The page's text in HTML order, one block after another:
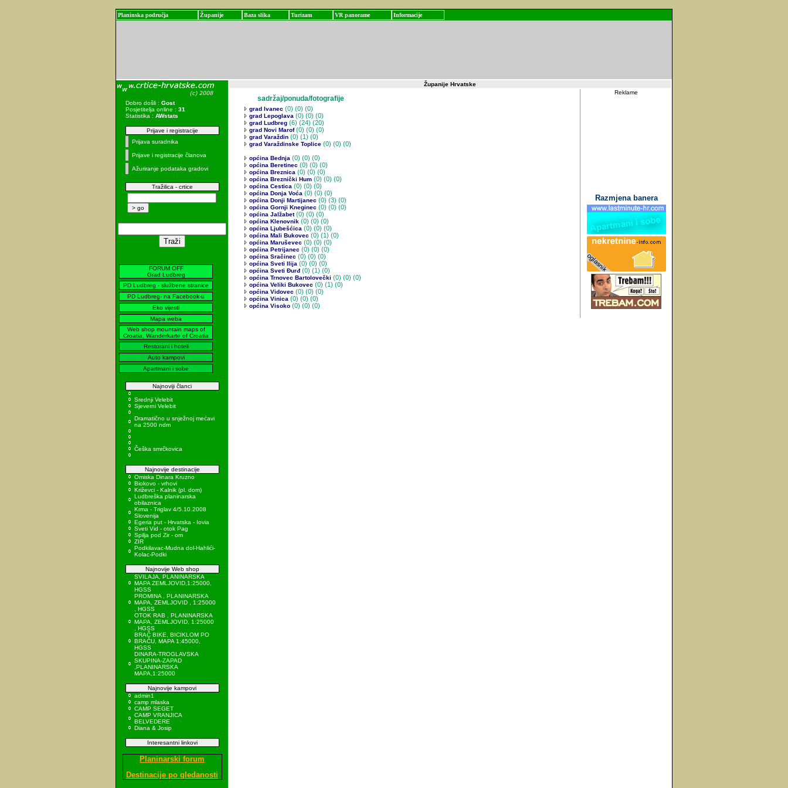
Planinska područja Županije Baza slika Turizam VR panorame Informacije
Dobro došli : Gost
Posjetitelja online : 31
Statistika : AWstats
Prijave i registracije
Prijava suradnika
Prijave i registracije članova
Ažuriranje podataka gradovi
Tražilica - crtice
FORUM OFF
Grad Ludbreg
PD Ludbreg - službene stranice
PD Ludbreg- na Facebook-u
Eko vijesti
Mapa weba
Web shop mountain maps of
Croatia, Wanderkarte of Croatia
Restorani i hoteli
Auto kampovi
Apartmani i sobe
Najnoviji članci
Srednji Velebit
Sjeverni Velebit
Dramatično u snježnoj mećavi
na 2500 ndm
Češka smrčkovica
Najnovije destinacije
Omiska Dinara Kruzno
Biokovo - vrhovi
Križevci - Kalnik (pl. dom)
Ludbreška planinarska
obilaznica
Krma - Triglav 4/5.10.2008
Slovenija
Egeria put - Hrvatska - Iovia
Sveti Vid - otok Pag
Spilja pod Zir - om
ZIR
Podkilavac-Mudna dol-Hahlići-
Kolac-Podki
Najnovije Web shop
SVILAJA, PLANINARSKA
MAPA ZEMLJOVID,1:25000,
HGSS
PROMINA , PLANINARSKA
MAPA, ZEMLJOVID , 1:25000
, HGSS
OTOK RAB , PLANINARSKA
MAPA, ZEMLJOVID, 1:25000
, HGSS
BRAČ BIKE, BICIKLOM PO
BRAČU, MAPA 1:45000,
HGSS
DINARA-TROGLAVSKA
SKUPINA-ZAPAD
,PLANINARSKA
MAPA,1:25000
Najnovije kampovi
admin1
camp mlaska
CAMP SEGET
CAMP VRANJICA
BELVEDERE
Diana & Josip
Interesantni linkovi
Planinarski forum
Destinacije po gledanosti
Županije Hrvatske
sadržaj/ponuda/fotografije
grad Ivanec (0) (0) (0)
grad Lepoglava (0) (0) (0)
grad Ludbreg (6) (24) (20)
grad Novi Marof(0) (0) (0)
grad Varaždin (0) (1) (0)
grad Varaždinske Toplice (0) (0) (0)
općina Bednja (0) (0) (0)
općina Beretinec (0) (0) (0)
općina Breznica (0) (0) (0)
općina Breznički Hum (0) (0) (0)
općina Cestica (0) (0) (0)
općina Donja Voća (0) (0) (0)
općina Donji Martijanec (0) (3) (0)
općina Gornji Kneginec (0) (0) (0)
općina Jalžabet(0) (0) (0)
općina Klenovnik (0) (0) (0)
općina Ljubešćica (0) (0) (0)
općina Mali Bukovec (0) (1) (0)
općina Maruševec (0) (0) (0)
općina Petrijanec (0) (0) (0)
općina Sračinec (0) (0) (0)
općina Sveti Ilija (0) (0) (0)
općina Sveti Đurđ (0) (1) (0)
općina Trnovec Bartolovečki (0) (0) (0)
općina Veliki Bukovec (0) (1) (0)
općina Vidovec (0) (0) (0)
općina Vinica (0) (0) (0)
općina Visoko (0) (0) (0)
Reklame
Razmjena banera